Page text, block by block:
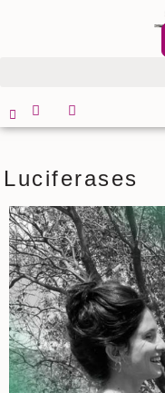
Luciferases